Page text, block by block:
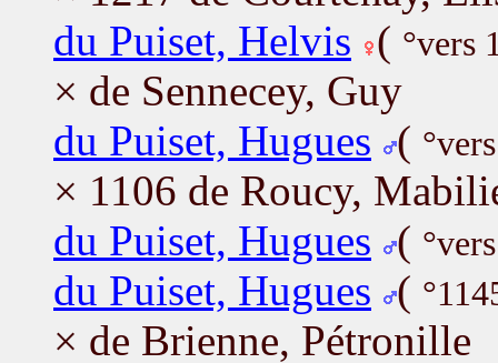
du Puiset, Helvis ( °vers
× de Sennecey, Guy
du Puiset, Hugues (
× 1106 de Roucy,
du Puiset, Hugues (
du Puiset, Hugues (
× de Brienne, Pétronille